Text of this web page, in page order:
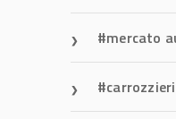
mercato
carrozzieri